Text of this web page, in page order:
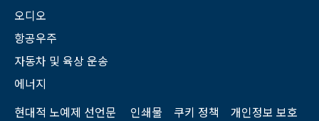
오디오
항공우주
자동차 및 육상 운송
에너지
현대적 노예제 선언문
인쇄물 쿠키 정책
개인정보 보호